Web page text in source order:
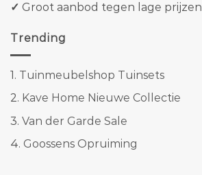
✓ Groot aanbod tegen lage prijzen
Trending
1. Tuinmeubelshop Tuinsets
2. Kave Home Nieuwe Collectie
3. Van der Garde Sale
4. Goossens Opruiming